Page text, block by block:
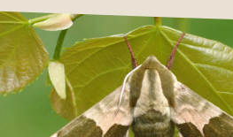
MIMAS
TILIAE
Ga direct naar
Verspreiding